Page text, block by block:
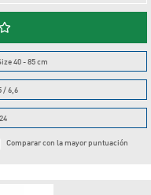
40 - 85 cm
/ 6,6
Comparar con la mayor puntuación